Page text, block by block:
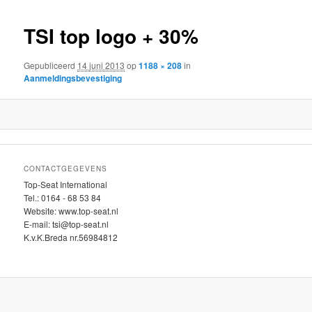
TSI top logo + 30%
Gepubliceerd 14 juni 2013 op1188 × 208in
Aanmeldingsbevestiging
CONTACTGEGEVENS
Top-Seat International
Tel.: 0164 - 68 53 84
Website: www.top-seat.nl
E-mail: tsi@top-seat.nl
K.v.K.Breda nr.56984812